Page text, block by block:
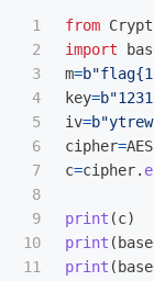
1
2
3
4
5
6
7
8
9
10
from
import
m=b"
key=b"
iv=b"
cipher=AES
c=cipher.
print (c)
print (
print (